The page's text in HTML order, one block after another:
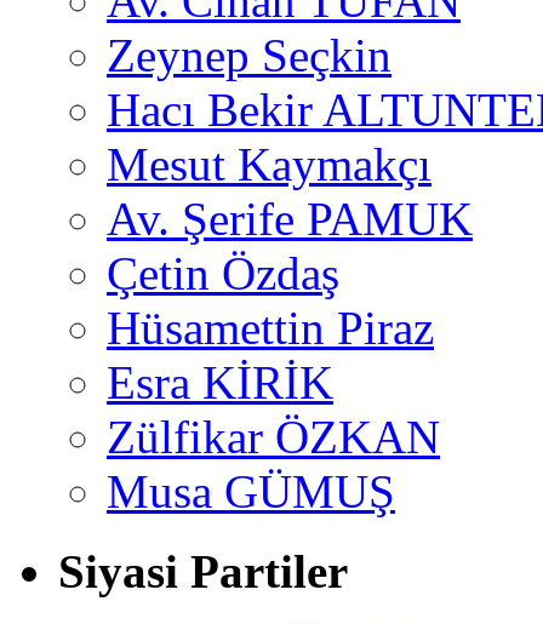
Zeynep Seçkin
Hacı Bekir
Mesut Kaymakçı
Av. Şerife PAMUK
Çetin Özdaş
Hüsamettin Piraz
Esra KİRİK
Zülfikar ÖZKAN
Musa GÜMUŞ
Siyasi Partiler